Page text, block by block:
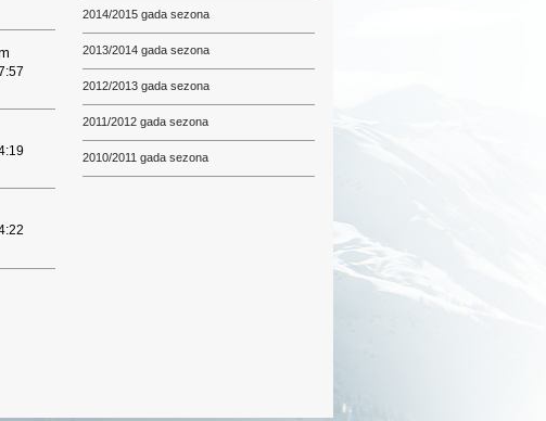
2014/2015 gada sezona
2013/2014 gada sezona
2012/2013 gada sezona
2011/2012 gada sezona
2010/2011 gada sezona